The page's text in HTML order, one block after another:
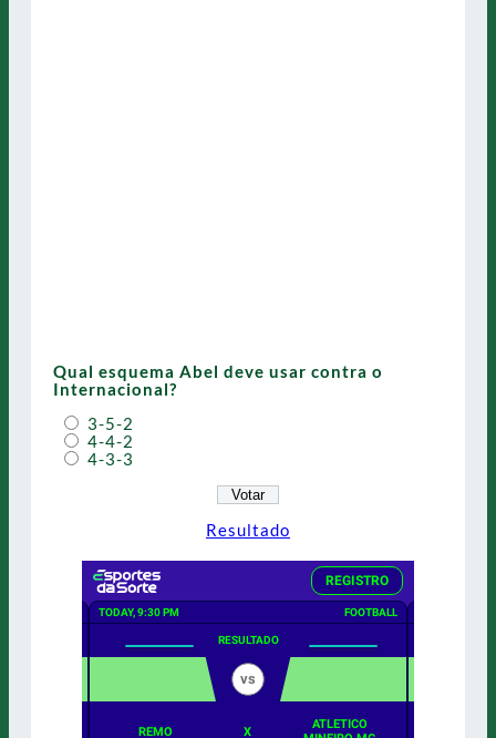
Qual esquema Abel deve usar contra o
Internacional?
3-5-2
4-4-2
4-3-3
Resultado